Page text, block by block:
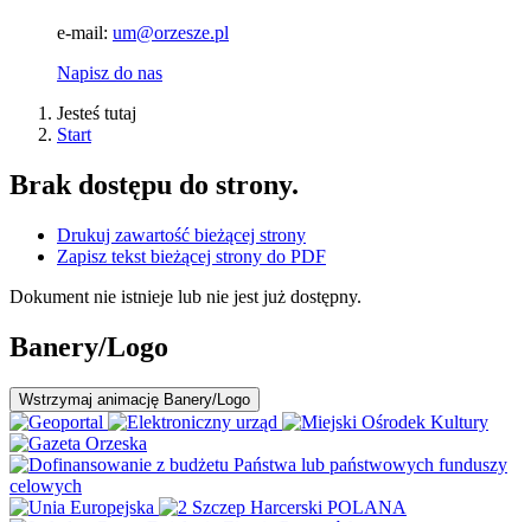
e-mail: um@orzesze.pl
Napisz do nas
Jesteś tutaj
Start
Brak dostępu do strony.
Drukuj zawartość bieżącej strony
Zapisz tekst bieżącej strony do PDF
Dokument nie istnieje lub nie jest już dostępny.
Banery/Logo
Wstrzymaj animację Banery/Logo